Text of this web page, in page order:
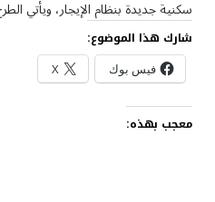
سكنية جديدة بنظام الإيجار، ويأتي
شارك هذا الموضوع:
فيس بوك X
معجب بهذه: